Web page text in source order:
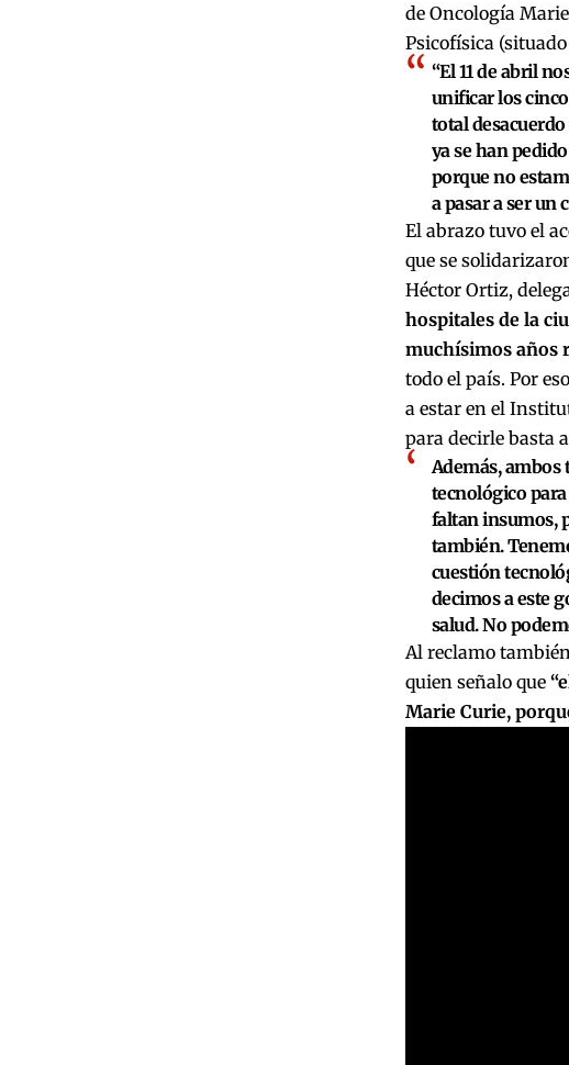
de Oncología
Psicofísica
“El 11 de abril
unificar los
total
ya se han
porqueno
a pasar a ser un
El abrazo tuvo el
que se
Héctor Ortiz,
hospitales de la
muchísimos años
todo el país. Por
a estar en el
para decirle basta
Además,
tecnológico
faltan insumos,
también.
cuestión
decimos a este
salud. No
Al reclamo
quien señalo que
Marie Curie,